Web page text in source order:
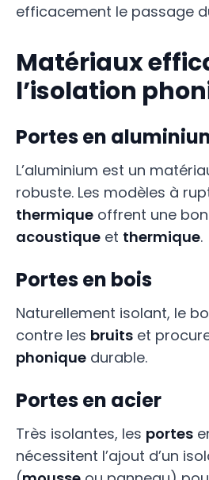
efficacement le passage
Matériaux
l’isolation
Portes en
L’aluminium est un
robuste. Les modèles à
thermique offrent une
acoustique et thermique.
Portes en bois
Naturellement isolant, le
contre les bruits et
phonique durable.
Portes en acier
Très isolantes, les portes
nécessitent l’ajout d’un